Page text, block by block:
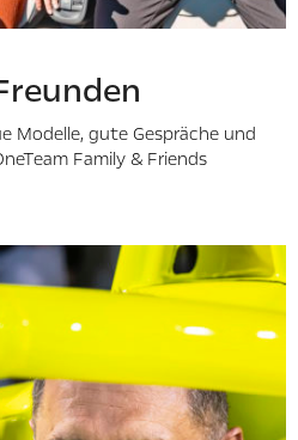
Modelle, gute Gespräche und
Family & Friends